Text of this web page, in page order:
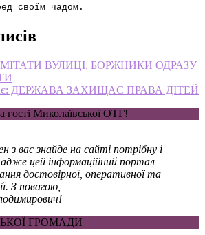
своїм чадом.
ВУЛИЦІ, БОРЖНИКИ ОДРАЗУ
ДЕРЖАВА ЗАХИЩАЄ ПРАВА ДІТЕЙ
Миколаївської ОТГ!
з вас знайде на сайті потрібну і
цей інформаційний портал
достовірної, оперативної та
З повагою,
ГРОМАДИ